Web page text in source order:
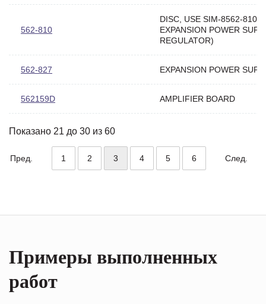
562-810
DISC, USE SIM-8562-810
EXPANSION POWER
REGULATOR)
562-827 EXPANSION POWER
562159D AMPLIFIER BOARD
Показано 21 до 30 из 60
Пред. 1 2 3 4 5 6 След.
Примеры выполненных
работ